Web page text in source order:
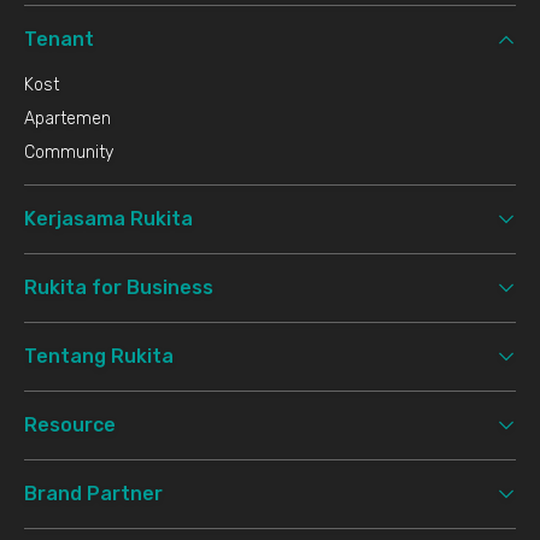
Tenant
Kost
Apartemen
Community
Kerjasama Rukita
Rukita for Business
Tentang Rukita
Resource
Brand Partner